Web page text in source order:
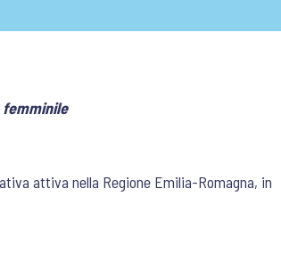
femminile
attiva nella Regione Emilia-Romagna, in